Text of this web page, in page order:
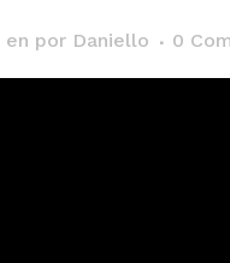
en por Daniello 0